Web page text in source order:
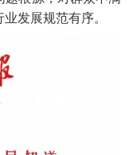
发展规范有序。